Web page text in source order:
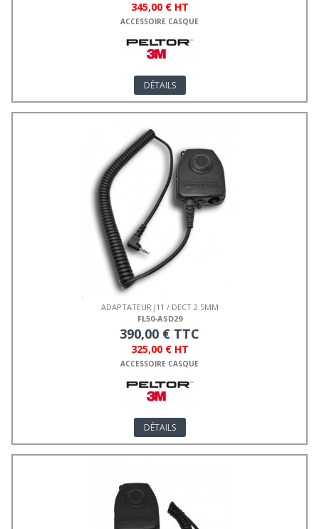
345,00 € HT
ACCESSOIRE CASQUE
DÉTAILS
ADAPTATEUR J11 / DECT 2.5MM
FL50-ASD29
390,00 € TTC
325,00 € HT
ACCESSOIRE CASQUE
DÉTAILS